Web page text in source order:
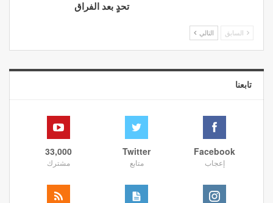
تحدٍ بعد الفراق
السابق التالي
تابعنا
Facebook
إعجاب
Twitter
متابع
33,000
مشترك